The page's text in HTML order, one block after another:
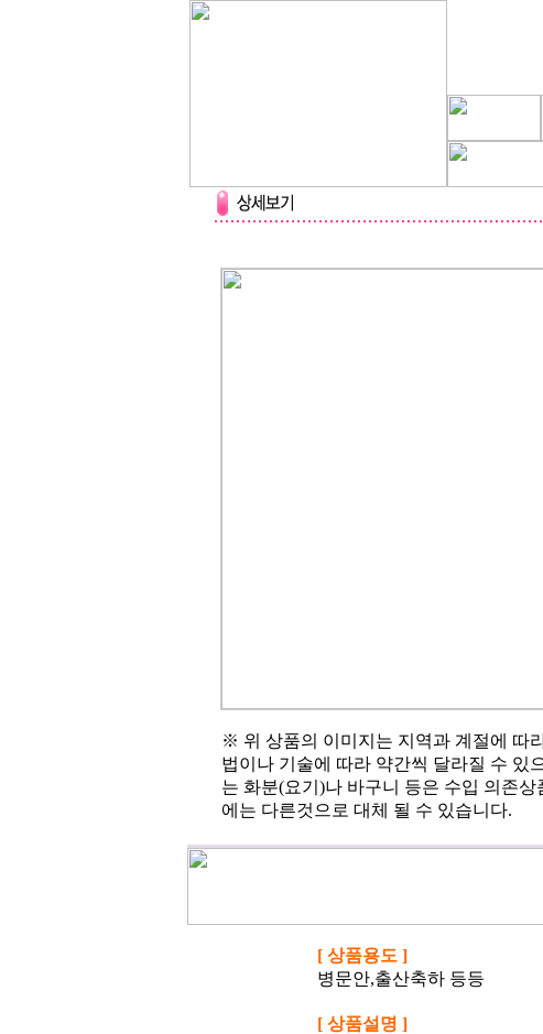
※ 위 상품의 이미지는 지역과 계절에 따
법이나 기술에 따라 약간씩 달라질 수 있
는 화분(요기)나 바구니 등은 수입 의존상
에는 다른것으로 대체 될 수 있습니다.
[ 상품용도 ]
병문안,출산축하 등등
[ 상품설명 ]